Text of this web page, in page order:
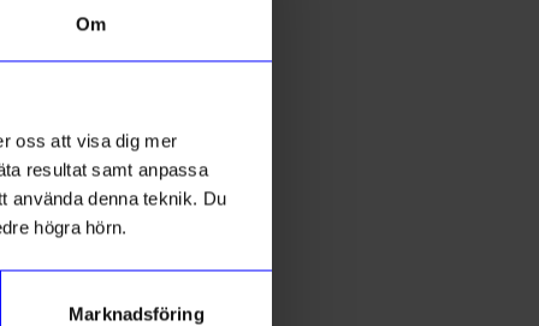
Om
oss att visa dig mer
resultat samt anpassa
använda denna teknik. Du
högra hörn.
Marknadsföring